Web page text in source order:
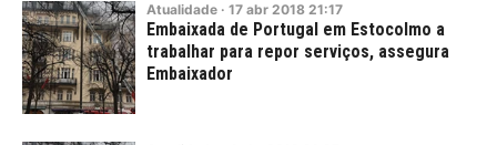
Atualidade · 17 abr 2018 21:17
Embaixada de Portugal em Estocolmo a
trabalhar para repor serviços, assegura
Embaixador